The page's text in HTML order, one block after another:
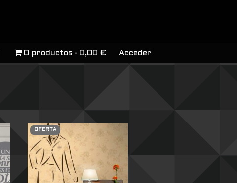
0 productos 0,00 € Acceder
OFERTA